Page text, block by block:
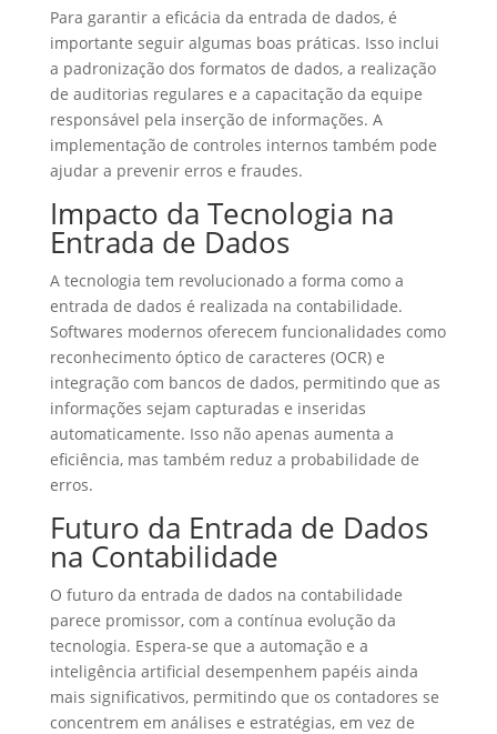
Para garantir a eficácia da entrada de dados, é
importante seguir algumas boas práticas. Isso inclui
a padronização dos formatos de dados, a realização
de auditorias regulares e a capacitação da equipe
responsável pela inserção de informações. A
implementação de controles internos também pode
ajudar a prevenir erros e fraudes.
Impacto da Tecnologia na
Entrada de Dados
A tecnologia tem revolucionado a forma como a
entrada de dados é realizada na contabilidade.
Softwares modernos oferecem funcionalidades como
reconhecimento óptico de caracteres (OCR) e
integração com bancos de dados, permitindo que as
informações sejam capturadas e inseridas
automaticamente. Isso não apenas aumenta a
eficiência, mas também reduz a probabilidade de
erros.
Futuro da Entrada de Dados
na Contabilidade
O futuro da entrada de dados na contabilidade
parece promissor, com a contínua evolução da
tecnologia. Espera-se que a automação e a
inteligência artificial desempenhem papéis ainda
mais significativos, permitindo que os contadores se
concentrem em análises e estratégias, em vez de